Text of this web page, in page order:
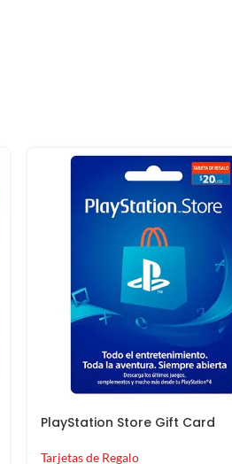
PlayStation Store Gift Card
Tarjetas de Regalo